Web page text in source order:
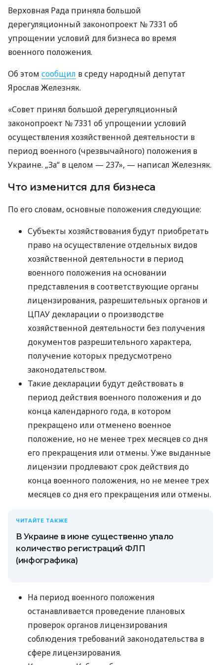
Верховная Рада приняла большой
дерегуляционный законопроект № 7331 об
упрощении условий для бизнеса во время
военного положения.
Об этом сообщил в среду народный депутат
Ярослав Железняк.
«Совет принял большой дерегуляционный
законопроект № 7331 об упрощении условий
осуществления хозяйственной деятельности в
период военного (чрезвычайного) положения в
Украине. „За“ в целом — 237», — написал Железняк.
Что изменится для бизнеса
По его словам, основные положения следующие:
Субъекты хозяйствования будут приобретать
право на осуществление отдельных видов
хозяйственной деятельности в период
военного положения на основании
представления в соответствующие органы
лицензирования, разрешительных органов и
ЦПАУ декларации о производстве
хозяйственной деятельности без получения
документов разрешительного характера,
получение которых предусмотрено
законодательством.
Такие декларации будут действовать в
период действия военного положения и до
конца календарного года, в котором
прекращено или отменено военное
положение, но не менее трех месяцев со дня
его прекращения или отмены. Уже выданные
лицензии продлевают срок действия до
конца военного положения, но не менее трех
месяцев со дня его прекращения или отмены.
ЧИТАЙТЕ ТАКЖЕ
В Украине в июне существенно упало
количество регистраций ФЛП
(инфографика)
На период военного положения
останавливается проведение плановых
проверок органов лицензирования
соблюдения требований законодательства в
сфере лицензирования.